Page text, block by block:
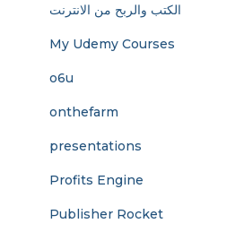
الكتب والربح من الانترنت
My Udemy Courses
o6u
onthefarm
presentations
Profits Engine
Publisher Rocket